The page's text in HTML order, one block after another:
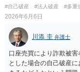
#自己破産 #法人破産 #多重
2026年6月6日
川添 圭 弁護士
口座売買により詐欺被
とした場合の自己破産